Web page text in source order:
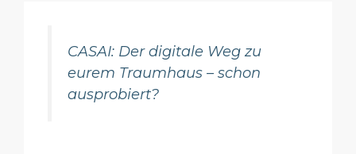
CASAI: Der digitale Weg zu
eurem Traumhaus – schon
ausprobiert?